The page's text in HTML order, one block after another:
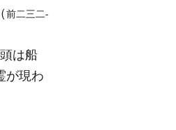
前二三二‐
は船
が現わ